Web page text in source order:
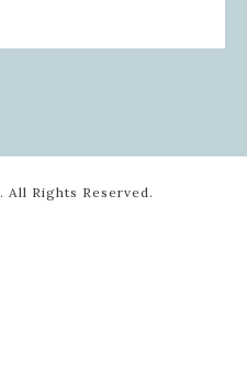
. All Rights Reserved.